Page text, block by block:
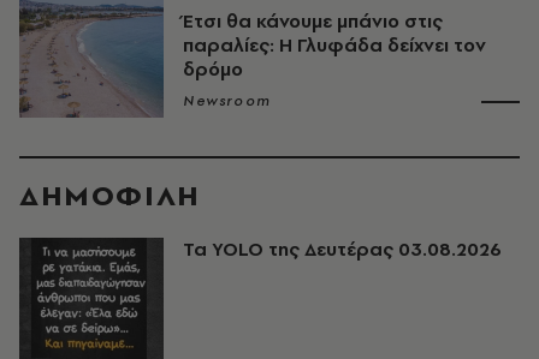
Έτσι θα κάνουμε μπάνιο στις
παραλίες: Η Γλυφάδα δείχνει τον
δρόμο
Newsroom
ΔΗΜΟΦΙΛΗ
Τα YOLO της Δευτέρας 03.08.2026